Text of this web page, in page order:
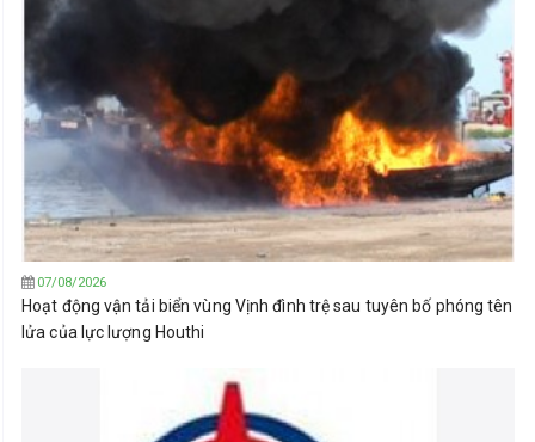
07/08/2026
Hoạt động vận tải biển vùng Vịnh đình trệ sau tuyên bố phóng tên
lửa của lực lượng Houthi